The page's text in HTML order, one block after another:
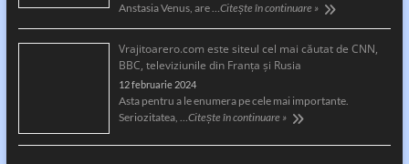
Anstasia Venus, are …Citește în continuare »
Vrajitoarero.com este siteul cel mai căutat de CNN,
BBC, televiziunile din Franța și Rusia
12 februarie 2024
Asta pentru a le enumera pe cele mai importante.
Seriozitatea, …Citește în continuare »